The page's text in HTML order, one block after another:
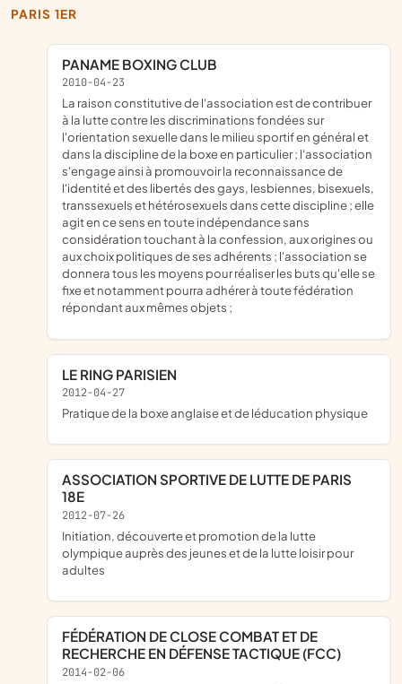
PARIS 1ER
PANAME BOXING CLUB
2010-04-23
la raison constitutive de l'association est de contribuer
à la lutte contre les discriminations fondées sur
l'orientation sexuelle dans le milieu sportif en général et
dans la discipline de la boxe en particulier ; l'association
s'engage ainsi à promouvoir la reconnaissance de
l'identité et des libertés des gays, lesbiennes, bisexuels,
transsexuels et hétérosexuels dans cette discipline ; elle
agit en ce sens en toute indépendance sans
considération touchant à la confession, aux origines ou
aux choix politiques de ses adhérents ; l'association se
donnera tous les moyens pour réaliser les buts qu'elle se
fixe et notamment pourra adhérer à toute fédération
répondant aux mêmes objets ;
LE RING PARISIEN
2012-04-27
pratique de la boxe anglaise et de léducation physique
ASSOCIATION SPORTIVE DE LUTTE DE PARIS
18E
2012-07-26
initiation, découverte et promotion de la lutte
olympique auprès des jeunes et de la lutte loisir pour
adultes
FÉDÉRATION DE CLOSE COMBAT ET DE
RECHERCHE EN DÉFENSE TACTIQUE (FCC)
2014-02-06